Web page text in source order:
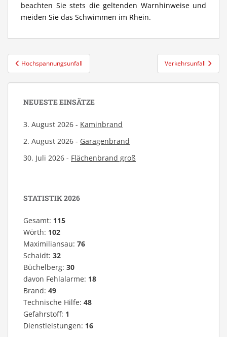
beachten Sie stets die geltenden Warnhinweise und
meiden Sie das Schwimmen im Rhein.
Beitragsnavigation
Hochspannungsunfall Verkehrsunfall
NEUESTE EINSÄTZE
3. August 2026 - Kaminbrand
2. August 2026 - Garagenbrand
30. Juli 2026 - Flächenbrand groß
STATISTIK 2026
Gesamt: 115
Wörth: 102
Maximiliansau: 76
Schaidt: 32
Büchelberg: 30
davon Fehlalarme: 18
Brand: 49
Technische Hilfe: 48
Gefahrstoff: 1
Dienstleistungen: 16